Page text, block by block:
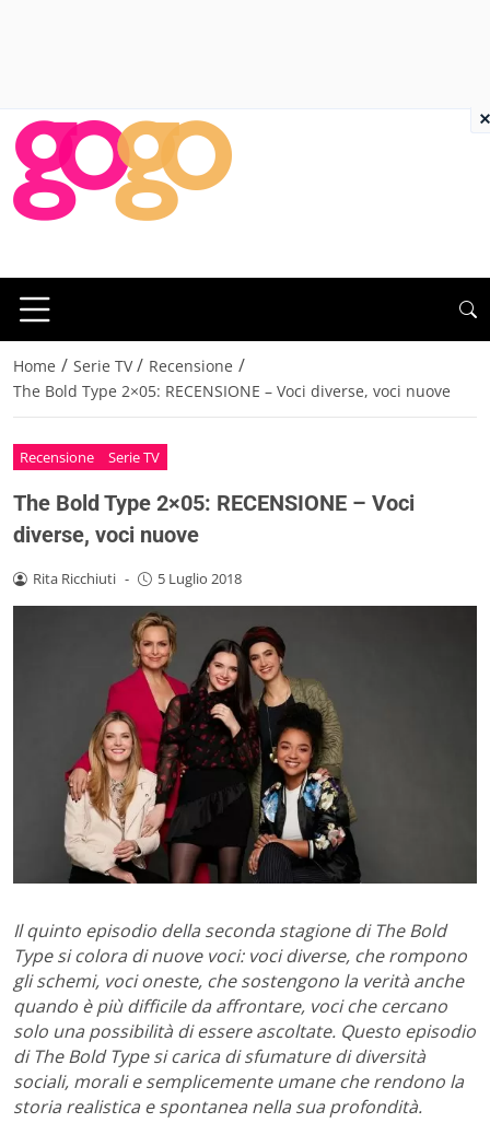
Home / Serie TV / Recensione /
The Bold Type 2×05: RECENSIONE – Voci diverse, voci nuove
Recensione Serie TV
The Bold Type 2×05: RECENSIONE – Voci
diverse, voci nuove
Rita Ricchiuti - 5 Luglio 2018
Il quinto episodio della seconda stagione di The Bold
Type si colora di nuove voci: voci diverse, che rompono
gli schemi, voci oneste, che sostengono la verità anche
quando è più difficile da affrontare, voci che cercano
solo una possibilità di essere ascoltate. Questo episodio
di The Bold Type si carica di sfumature di diversità
sociali, morali e semplicemente umane che rendono la
storia realistica e spontanea nella sua profondità.
×